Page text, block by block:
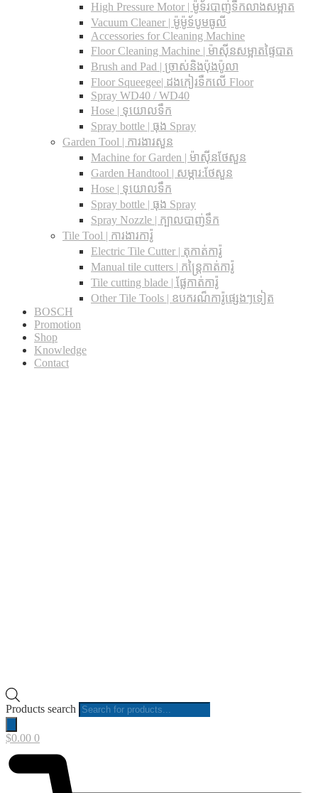
High Pressure Motor | ម៉ូទ័របាញ់ទឹកលាងសម្អាត
Vacuum Cleaner | ម៉ូម៉ូទ័បូមធូលី
Accessories for Cleaning Machine
Floor Cleaning Machine | ម៉ាស៊ីនសម្អាតផ្ទៃបាត
Brush and Pad | ច្រាស់និងប៉ុងប៉ូលា
Floor Squeegee| ដងកៀរទឺកលើ Floor
Spray WD40 / WD40
Hose | ទុយោលទឹក
Spray bottle | ធុង Spray
Garden Tool | ការងារសួន
Machine for Garden | ម៉ាស៊ីនថែសួន
Garden Handtool | សម្ភារ:ថែសួន
Hose | ទុយោលទឹក
Spray bottle | ធុង Spray
Spray Nozzle | ក្បាលបាញ់ទឹក
Tile Tool | ការងារការ៉ូ
Electric Tile Cutter | តុកាត់ការ៉ូ
Manual tile cutters | កន្ត្រៃកាត់ការ៉ូ
Tile cutting blade | ផ្លែកាត់ការ៉ូ
Other Tile Tools | ឧបករណ៏ការ៉ូផ្សេងៗទៀត
BOSCH
Promotion
Shop
Knowledge
Contact
Products search
$0.00 0